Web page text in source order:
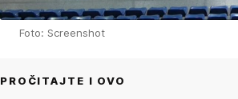
Foto: Screenshot
PROČITAJTE I OVO